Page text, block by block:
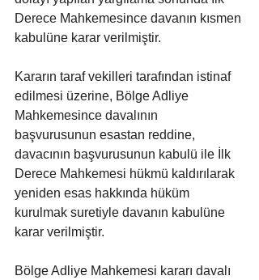
Derece Mahkemesince davanın kısmen
kabulüne karar verilmiştir.
Kararın taraf vekilleri tarafından istinaf
edilmesi üzerine, Bölge Adliye
Mahkemesince davalının
başvurusunun esastan reddine,
davacının başvurusunun kabulü ile İlk
Derece Mahkemesi hükmü kaldırılarak
yeniden esas hakkında hüküm
kurulmak suretiyle davanın kabulüne
karar verilmiştir.
Bölge Adliye Mahkemesi kararı davalı